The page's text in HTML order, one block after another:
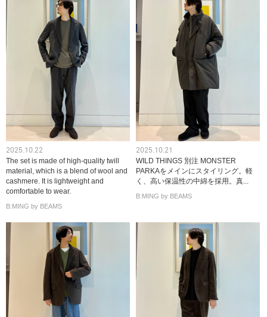
2025.10.22
The set is made of high-quality twill
material, which is a blend of wool and
cashmere. It is lightweight and
comfortable to wear.
B:MING by BEAMS
2025.10.21
WILD THINGS 別注 MONSTER
PARKAをメインにスタイリング。軽
く、高い保温性の中綿を採用。真...
B:MING by BEAMS